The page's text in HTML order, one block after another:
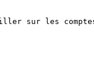
sur les